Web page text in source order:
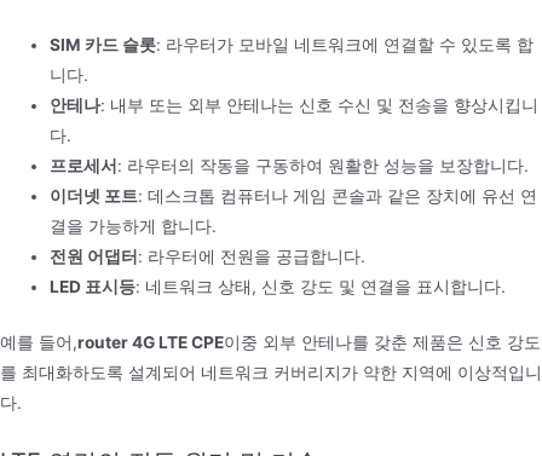
SIM 카드 슬롯: 라우터가 모바일 네트워크에 연결할 수 있도록 합
니다.
안테나: 내부 또는 외부 안테나는 신호 수신 및 전송을 향상시킵니
다.
프로세서 : 라우터의 작동을 구동하여 원활한 성능을 보장합니다.
이더넷 포트: 데스크톱 컴퓨터나 게임 콘솔과 같은 장치에 유선 연
결을 가능하게 합니다.
전원 어댑터 : 라우터에 전원을 공급합니다.
LED 표시등: 네트워크 상태, 신호 강도 및 연결을 표시합니다.
예를 들어,router 4G LTE CPE이중 외부 안테나를 갖춘 제품은 신호 강도
를 최대화하도록 설계되어 네트워크 커버리지가 약한 지역에 이상적입니
다.